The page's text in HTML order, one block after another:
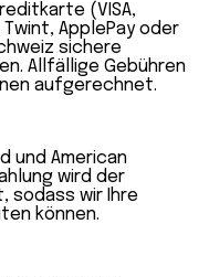
(VISA,
ApplePay oder
sichere
Allfällige Gebühren
aufgerechnet.
und American
wird der
sodass wir Ihre
können.